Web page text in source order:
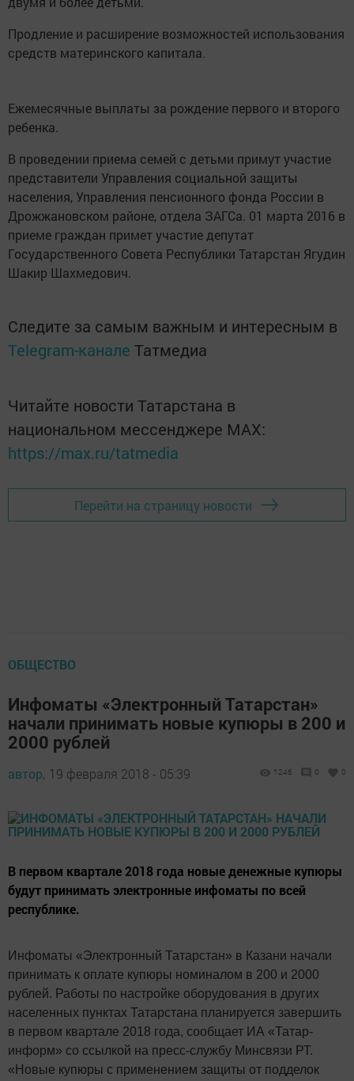
Продление и расширение возможностей использования
средств материнского капитала.
Ежемесячные выплаты за рождение первого и второго
ребенка.
В проведении приема семей с детьми примут участие
представители Управления социальной защиты
населения, Управления пенсионного фонда России в
Дрожжановском районе, отдела ЗАГСа. 01 марта 2016 в
приеме граждан примет участие депутат
Государственного Совета Республики Татарстан Ягудин
Шакир Шахмедович.
Следите за самым важным и интересным в
Telegram-канале Татмедиа
Читайте новости Татарстана в
национальном мессенджере MАХ:
https://max.ru/tatmedia
Перейти на страницу новости
ОБЩЕСТВО
Инфоматы «Электронный Татарстан»
начали принимать новые купюры в 200 и
2000 рублей
автор, 19 февраля 2018 - 05:39 1246 0 0
В первом квартале 2018 года новые денежные купюры
будут принимать электронные инфоматы по всей
республике.
Инфоматы «Электронный Татарстан» в Казани начали
принимать к оплате купюры номиналом в 200 и 2000
рублей. Работы по настройке оборудования в других
населенных пунктах Татарстана планируется завершить
в первом квартале 2018 года, сообщает ИА «Татар-
информ» со ссылкой на пресс-службу Минсвязи РТ.
«Новые купюры с применением защиты от подделок